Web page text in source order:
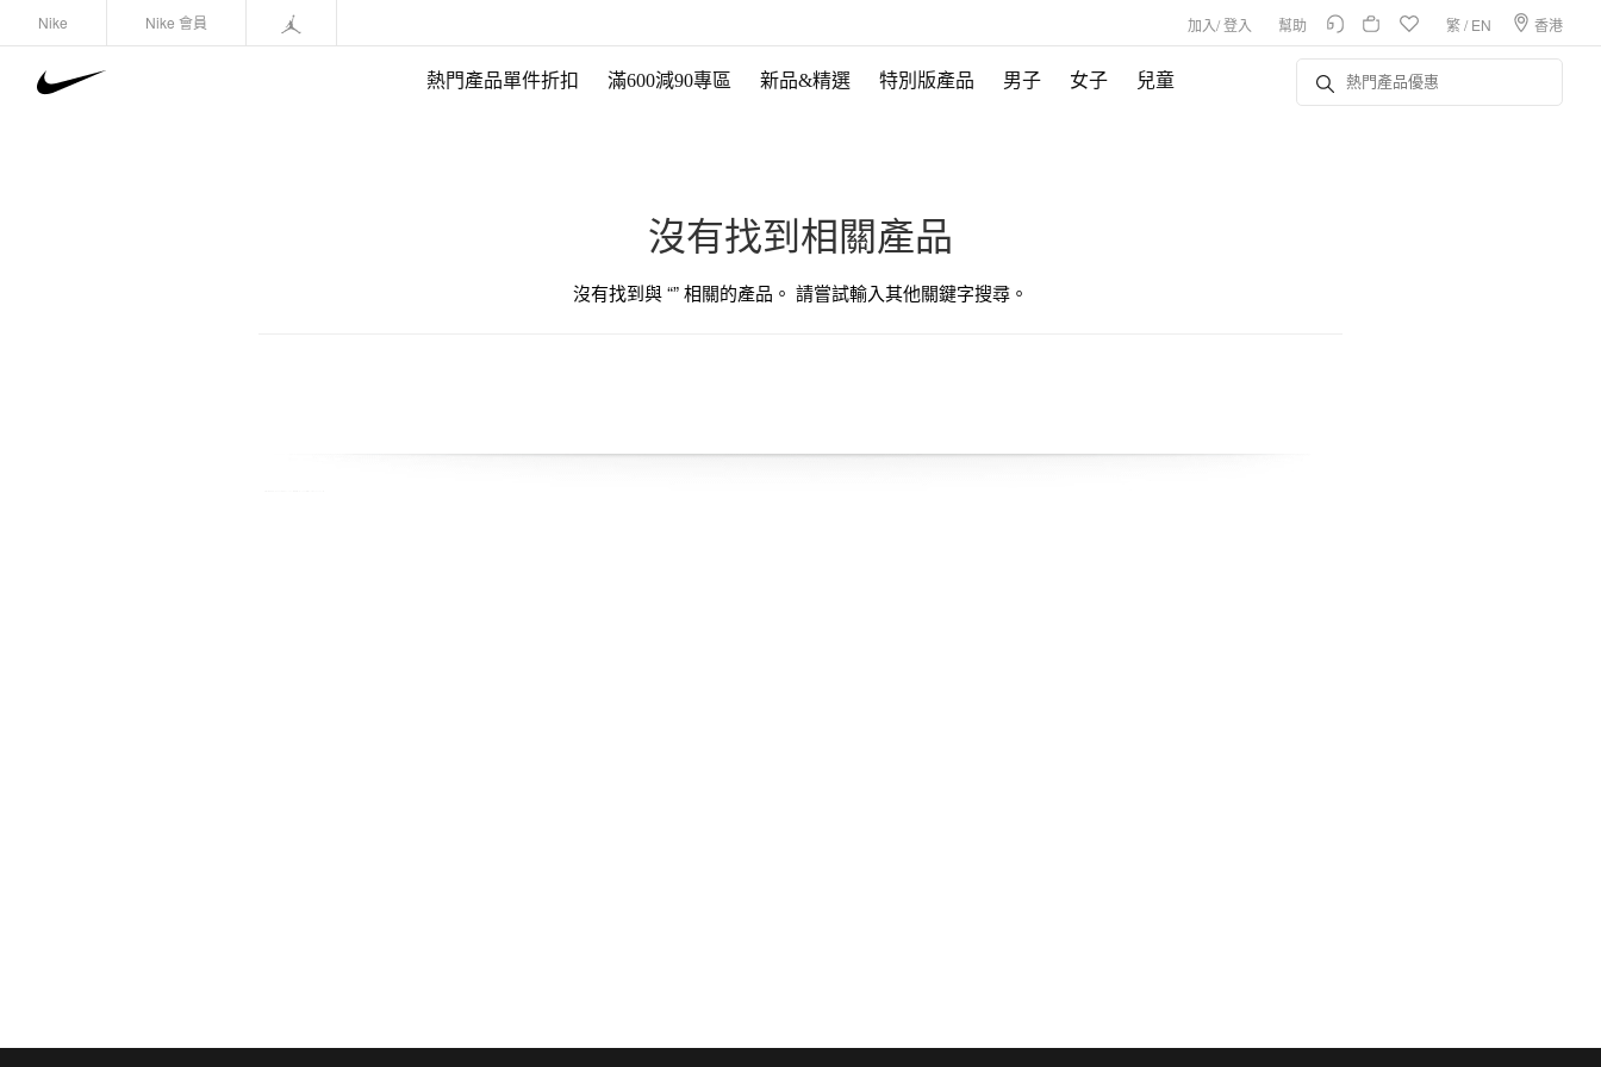
Nike Nike 會員 加入/登入 幫助 繁/ EN 香港
熱門產品單件折扣 滿600減90專區 新品&精選 特別版產品 男子 女子 兒童
沒有找到相關產品
沒有找到與 “” 相關的產品。 請嘗試輸入其他關鍵字搜尋。